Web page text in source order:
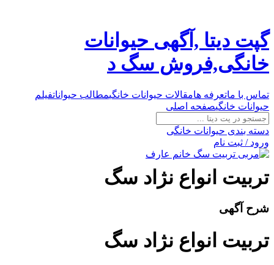
گپت دیتا ,آگهی حیوانات
خانگی,فروش سگ د
تماس با ماتعرفه هامقالات حیوانات خانگیمطالب حیواناتفیلم
حیوانات خانگیصفحه اصلی
دسته بندی حیوانات خانگی
ورود / ثبت نام
تربيت انواع نژاد سگ
شرح آگهی
تربيت انواع نژاد سگ